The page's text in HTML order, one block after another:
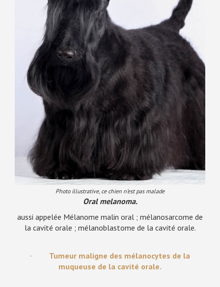
Photo illustrative, ce chien n’est pas malade
Oral melanoma.
aussi appelée Mélanome malin oral ; mélanosarcome de
la cavité orale ; mélanoblastome de la cavité orale.
· Tumeur maligne des mélanocytes de la
muqueuse de la cavité orale.